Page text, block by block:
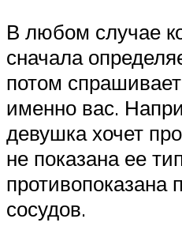
В любом случае
сначала
потом
именно вас.
девушка хочет
не показана ее
противопоказана
сосудов.